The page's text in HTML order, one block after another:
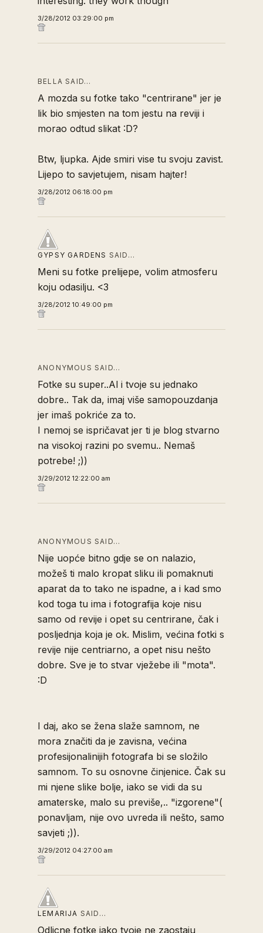
3/28/2012 03:29:00 pm
BELLA SAID…
A mozda su fotke tako "centrirane" jer je
lik bio smjesten na tom jestu na reviji i
morao odtud slikat :D?
Btw, ljupka. Ajde smiri vise tu svoju zavist.
Lijepo to savjetujem, nisam hajter!
3/28/2012 06:18:00 pm
GYPSY GARDENS SAID…
Meni su fotke prelijepe, volim atmosferu
koju odasilju. <3
3/28/2012 10:49:00 pm
ANONYMOUS SAID…
Fotke su super..Al i tvoje su jednako
dobre.. Tak da, imaj više samopouzdanja
jer imaš pokriće za to.
I nemoj se ispričavat jer ti je blog stvarno
na visokoj razini po svemu.. Nemaš
potrebe! ;))
3/29/2012 12:22:00 am
ANONYMOUS SAID…
Nije uopće bitno gdje se on nalazio,
možeš ti malo kropat sliku ili pomaknuti
aparat da to tako ne ispadne, a i kad smo
kod toga tu ima i fotografija koje nisu
samo od revije i opet su centrirane, čak i
posljednja koja je ok. Mislim, većina fotki s
revije nije centriarno, a opet nisu nešto
dobre. Sve je to stvar vježebe ili "mota".
:D
I daj, ako se žena slaže samnom, ne
mora značiti da je zavisna, većina
profesijonalinijih fotografa bi se složilo
samnom. To su osnovne činjenice. Čak su
mi njene slike bolje, iako se vidi da su
amaterske, malo su previše,.. "izgorene"(
ponavljam, nije ovo uvreda ili nešto, samo
savjeti ;)).
3/29/2012 04:27:00 am
LEMARIJA SAID…
Odlicne fotke iako tvoje ne zaostaju